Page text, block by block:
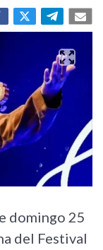
domingo 25
del Festival